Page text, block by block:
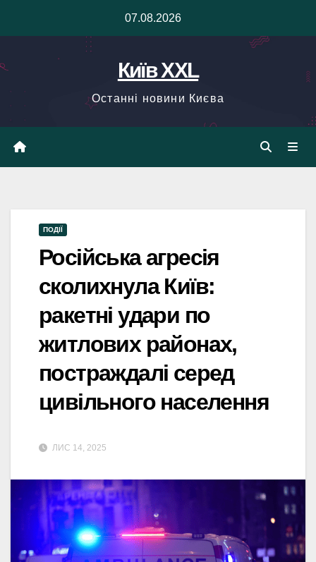
07.08.2026
Київ XXL
Останні новини Києва
ПОДІЇ
Російська агресія
сколихнула Київ:
ракетні удари по
житлових районах,
постраждалі серед
цивільного населення
ЛИС 14, 2025